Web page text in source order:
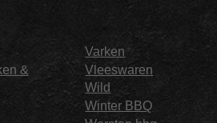
&
Varken
Vleeswaren
Wild
Winter BBQ